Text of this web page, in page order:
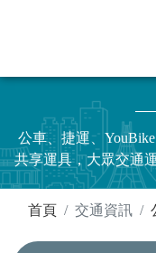
公車、捷運、
共享運具，大眾交通
首頁 交通資訊